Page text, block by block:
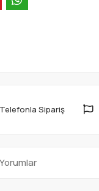
Telefonla Sipariş
Yorumlar